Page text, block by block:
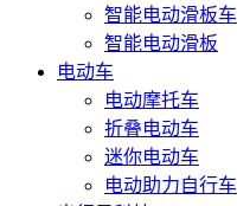
智能电动滑板车
智能电动滑板
电动车
电动摩托车
折叠电动车
迷你电动车
电动助力自行车